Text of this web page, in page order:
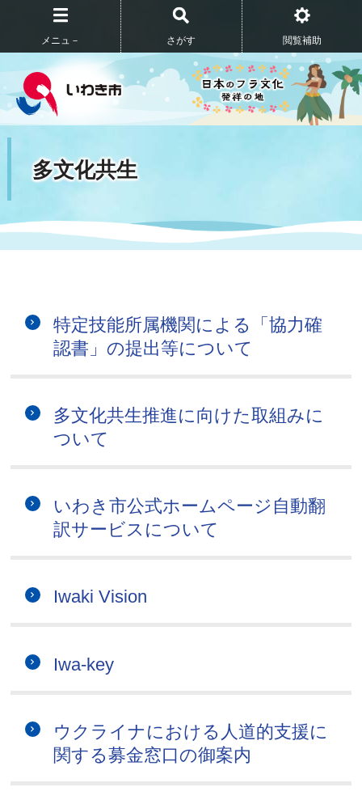
メニュ－ さがす 閲覧補助
多文化共生
特定技能所属機関による「協力確
認書」の提出等について
多文化共生推進に向けた取組みに
ついて
いわき市公式ホームページ自動翻
訳サービスについて
Iwaki Vision
Iwa-key
ウクライナにおける人道的支援に
関する募金窓口の御案内